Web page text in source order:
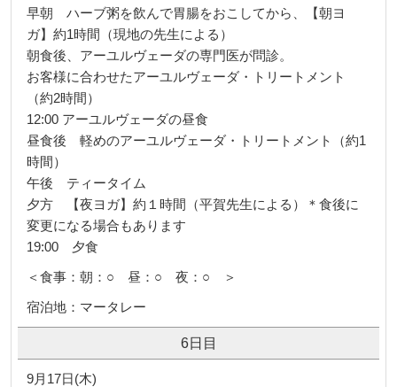
早朝 ハーブ粥を飲んで胃腸をおこしてから、【朝ヨ
ガ】約1時間（現地の先生による）
朝食後、アーユルヴェーダの専門医が問診。
お客様に合わせたアーユルヴェーダ・トリートメント
（約2時間）
12:00 アーユルヴェーダの昼食
昼食後 軽めのアーユルヴェーダ・トリートメント（約1
時間）
午後 ティータイム
夕方 【夜ヨガ】約１時間（平賀先生による）＊食後に
変更になる場合もあります
19:00 夕食
＜食事：朝：○ 昼：○ 夜：○ ＞
宿泊地：マータレー
6日目
9月17日(木)